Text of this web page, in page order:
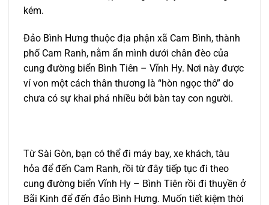
kém.
Đảo Bình Hưng thuộc địa phận xã Cam Bình, thành
phố Cam Ranh, nằm ẩn mình dưới chân đèo của
cung đường biển Bình Tiên – Vĩnh Hy. Nơi này được
ví von một cách thân thương là “hòn ngọc thô” do
chưa có sự khai phá nhiều bởi bàn tay con người.
Từ Sài Gòn, bạn có thể đi máy bay, xe khách, tàu
hỏa để đến Cam Ranh, rồi từ đây tiếp tục đi theo
cung đường biển Vĩnh Hy – Bình Tiên rồi đi thuyền ở
Bãi Kinh để đến đảo Bình Hưng. Muốn tiết kiệm thời